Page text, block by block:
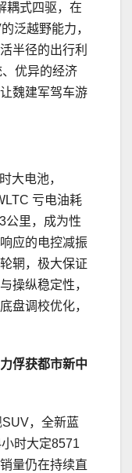
耦式四驱，在
泛越野能力，
半径的出行利
优异的经济
魏建军驾车游
大电池，
亏电油耗
公里，成为性
应的电控减振
辋，极大保证
操纵稳定性，
盘调校优化，
俘获都市新中
，全新蓝
时大定8571
量仍在持续直